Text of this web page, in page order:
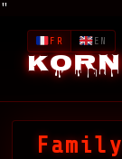
"
FR EN